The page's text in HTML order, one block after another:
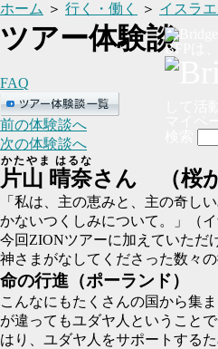
BFPは
して活
マイペ
ホーム ＞ 行く・働く ＞ イスラ
ツアー体験談
FAQ
前の体験談へ
次の体験談へ
片山 晴奈
かたやま はるな
さん （桜
「私は、主の恵みと、主の奇し
かないつくしみについて。」（イ
今回ZIONツアーに加えていただ
神さまがなしてくださった数々
命の行進（ポーランド）
こんなにもたくさんの国から集
が違ってもユダヤ人ということ
はり、ユダヤ人をサポートする